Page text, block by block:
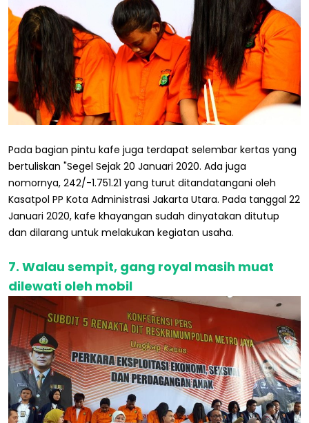
Pada bagian pintu kafe juga terdapat selembar kertas yang
bertuliskan "Segel Sejak 20 Januari 2020. Ada juga
nomornya, 242/-1.751.21 yang turut ditandatangani oleh
Kasatpol PP Kota Administrasi Jakarta Utara. Pada tanggal 22
Januari 2020, kafe khayangan sudah dinyatakan ditutup
dan dilarang untuk melakukan kegiatan usaha.
7. Walau sempit, gang royal masih muat
dilewati oleh mobil